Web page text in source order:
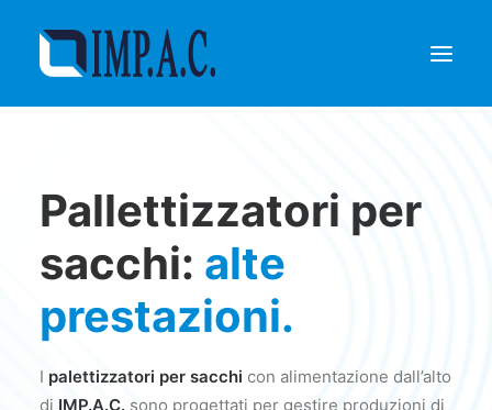
Confezionamento
Agenti
Referenze
Contatti
RICHIEDI INFORMAZIONI
Pallettizzatori per
sacchi: alte
prestazioni.
I palettizzatori per sacchi con alimentazione dall’alto
di IMP.A.C. sono progettati per gestire produzioni di